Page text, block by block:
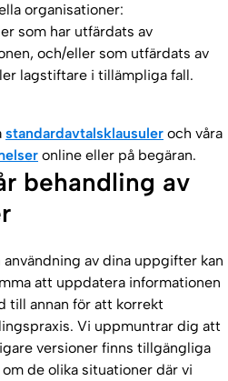
organisationer:
som har utfärdats av
och/eller som utfärdats av
lagstiftare i tillämpliga fall.
standardavtalsklausuler och våra
online eller på begäran.
behandling av
av dina uppgifter kan
att uppdatera informationen
till annan för att korrekt
Vi uppmuntrar dig att
versioner finns tillgängliga
de olika situationer där vi